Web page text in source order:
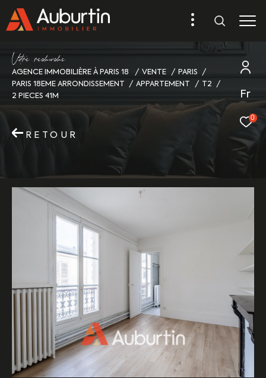
Fr
0
Vore recece
AGENCE IMMOBILIÈRE À PARIS 18 VENTE
PARIS
PARIS 18EME ARRONDISSEMENT
APPARTEMENT
T2
2 PIECES 41M
RETOUR